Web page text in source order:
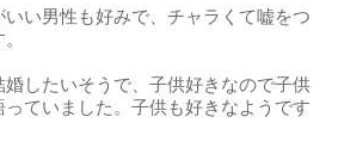
い男性も好みで、チャラくて嘘をつ
婚したいそうで、子供好きなので子供
ていました。子供も好きなようです